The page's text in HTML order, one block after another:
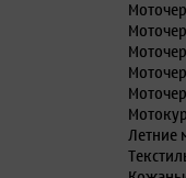
Летние